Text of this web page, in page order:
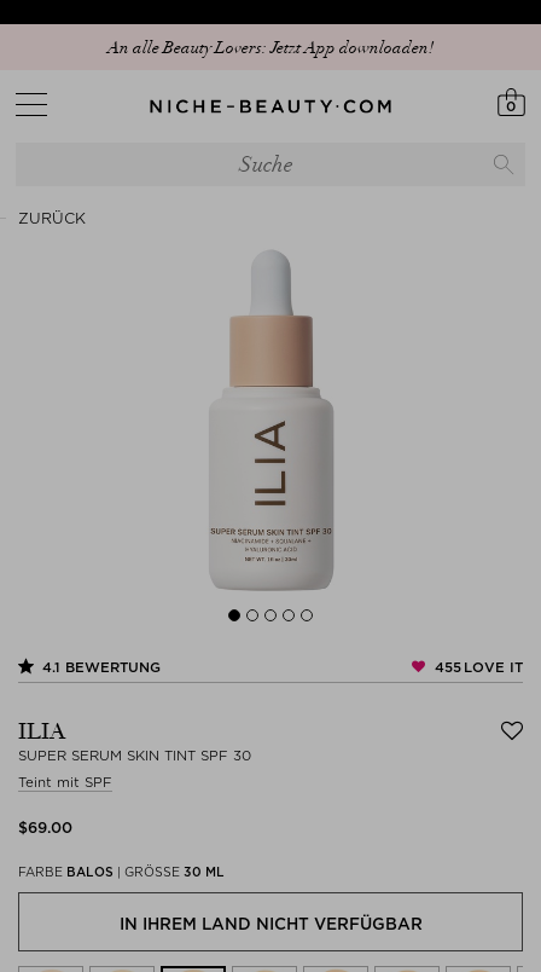
An alle Beauty Lovers: Jetzt App downloaden!
0
ZURÜCK
4.1 BEWERTUNG 455 LOVE IT
ILIA
SUPER SERUM SKIN TINT SPF 30
Teint mit SPF
FARBE BALOS | GRÖSSE 30 ML
IN IHREM LAND NICHT VERFÜGBAR
$‌69.00